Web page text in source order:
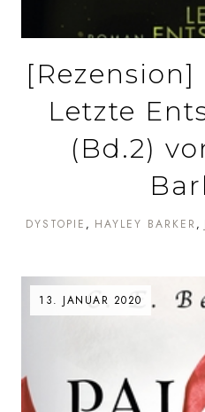
Letzte
(Bd.2)
DYSTOPIE HAYLEY BARKER
13. JANUAR 2020